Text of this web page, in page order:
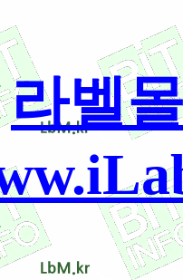
라벨